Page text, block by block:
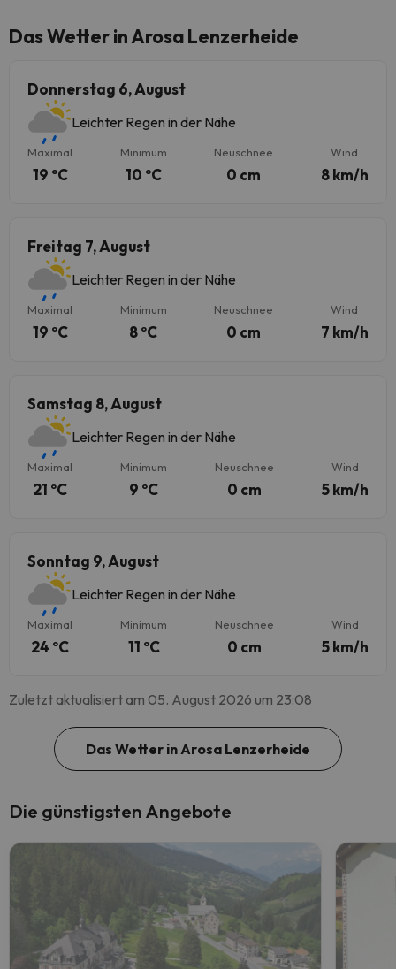
Das Wetter in Arosa Lenzerheide
Donnerstag 6, August
Leichter Regen in der Nähe
Maximal
19 ºC
Minimum
10 ºC
Neuschnee
0 cm
Wind
8 km/h
Freitag 7, August
Leichter Regen in der Nähe
Maximal
19 ºC
Minimum
8 ºC
Neuschnee
0 cm
Wind
7 km/h
Samstag 8, August
Leichter Regen in der Nähe
Maximal
21 ºC
Minimum
9 ºC
Neuschnee
0 cm
Wind
5 km/h
Sonntag 9, August
Leichter Regen in der Nähe
Maximal
24 ºC
Minimum
11 ºC
Neuschnee
0 cm
Wind
5 km/h
Zuletzt aktualisiert am 05. August 2026 um 23:08
Das Wetter in Arosa Lenzerheide
Die günstigsten Angebote